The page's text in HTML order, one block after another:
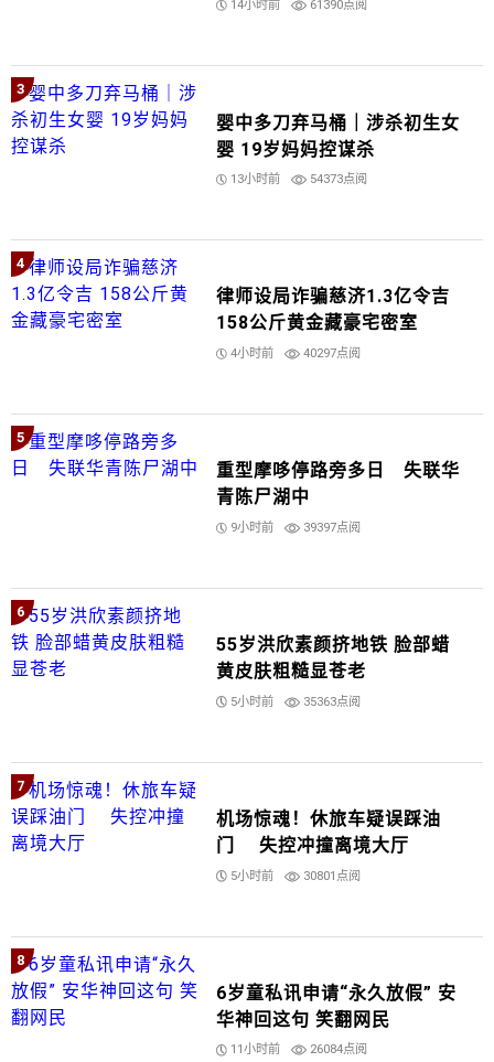
14小时前 61390点阅
3
婴中多刀弃马桶｜涉杀初生女
婴 19岁妈妈控谋杀
13小时前 54373点阅
4
律师设局诈骗慈济1.3亿令吉
158公斤黄金藏豪宅密室
4小时前 40297点阅
5
重型摩哆停路旁多日 失联华
青陈尸湖中
9小时前 39397点阅
6
55岁洪欣素颜挤地铁 脸部蜡
黄皮肤粗糙显苍老
5小时前 35363点阅
7
机场惊魂！休旅车疑误踩油
门 失控冲撞离境大厅
5小时前 30801点阅
8
6岁童私讯申请“永久放假” 安
华神回这句 笑翻网民
11小时前 26084点阅